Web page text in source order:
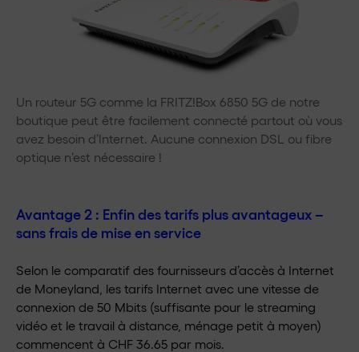
Un routeur 5G comme la FRITZ!Box 6850 5G de notre
boutique peut être facilement connecté partout où vous
avez besoin d’Internet. Aucune connexion DSL ou fibre
optique n’est nécessaire !
Avantage 2 : Enfin des tarifs plus avantageux –
sans frais de mise en service
Selon le comparatif des fournisseurs d’accès à Internet
de Moneyland, les tarifs Internet avec une vitesse de
connexion de 50 Mbits (suffisante pour le streaming
vidéo et le travail à distance, ménage petit à moyen)
commencent à CHF 36.65 par mois.